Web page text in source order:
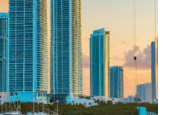
profesional capacitado para
antes de comprarla.
inspección?
del tamaño y ubicación
oscila entre $300 y